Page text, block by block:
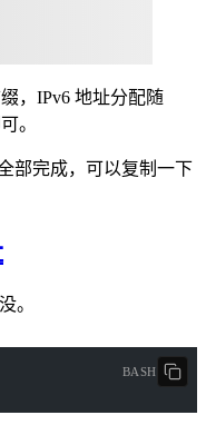
，IPv6 地址分配随
。
部完成，可以复制一下
。
BASH